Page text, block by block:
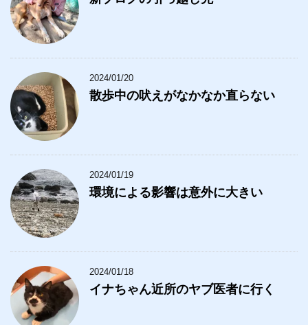
2024/01/20
散歩中の吠えがなかなか直らない
2024/01/19
環境による影響は意外に大きい
2024/01/18
イナちゃん近所のヤブ医者に行く